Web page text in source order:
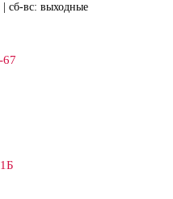
сб-вс: выходные
67